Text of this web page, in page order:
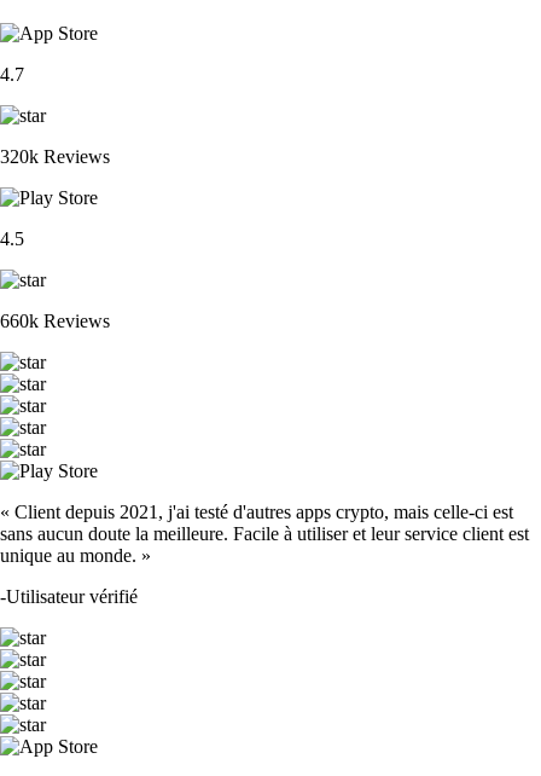
4.7
320k Reviews
4.5
660k Reviews
« Client depuis 2021, j'ai testé d'autres apps crypto, mais celle-ci est
sans aucun doute la meilleure. Facile à utiliser et leur service client est
unique au monde. »
-Utilisateur vérifié